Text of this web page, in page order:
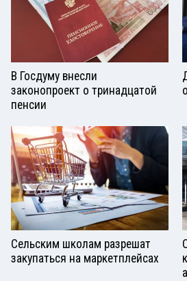
В Госдуму внесли
законопроект о тринадцатой
пенсии
Сельским школам разрешат
закупаться на маркетплейсах